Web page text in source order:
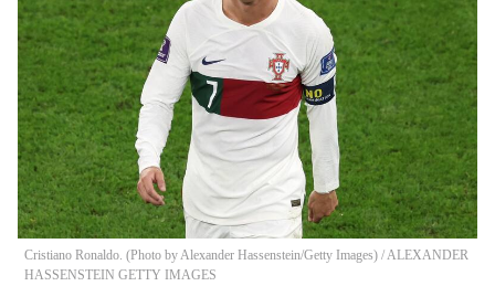
Cristiano Ronaldo. (Photo by Alexander Hassenstein/Getty Images) /ALEXANDER
HASSENSTEIN GETTY IMAGES